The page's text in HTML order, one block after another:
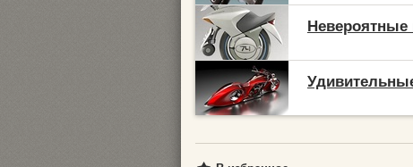
Невероятные